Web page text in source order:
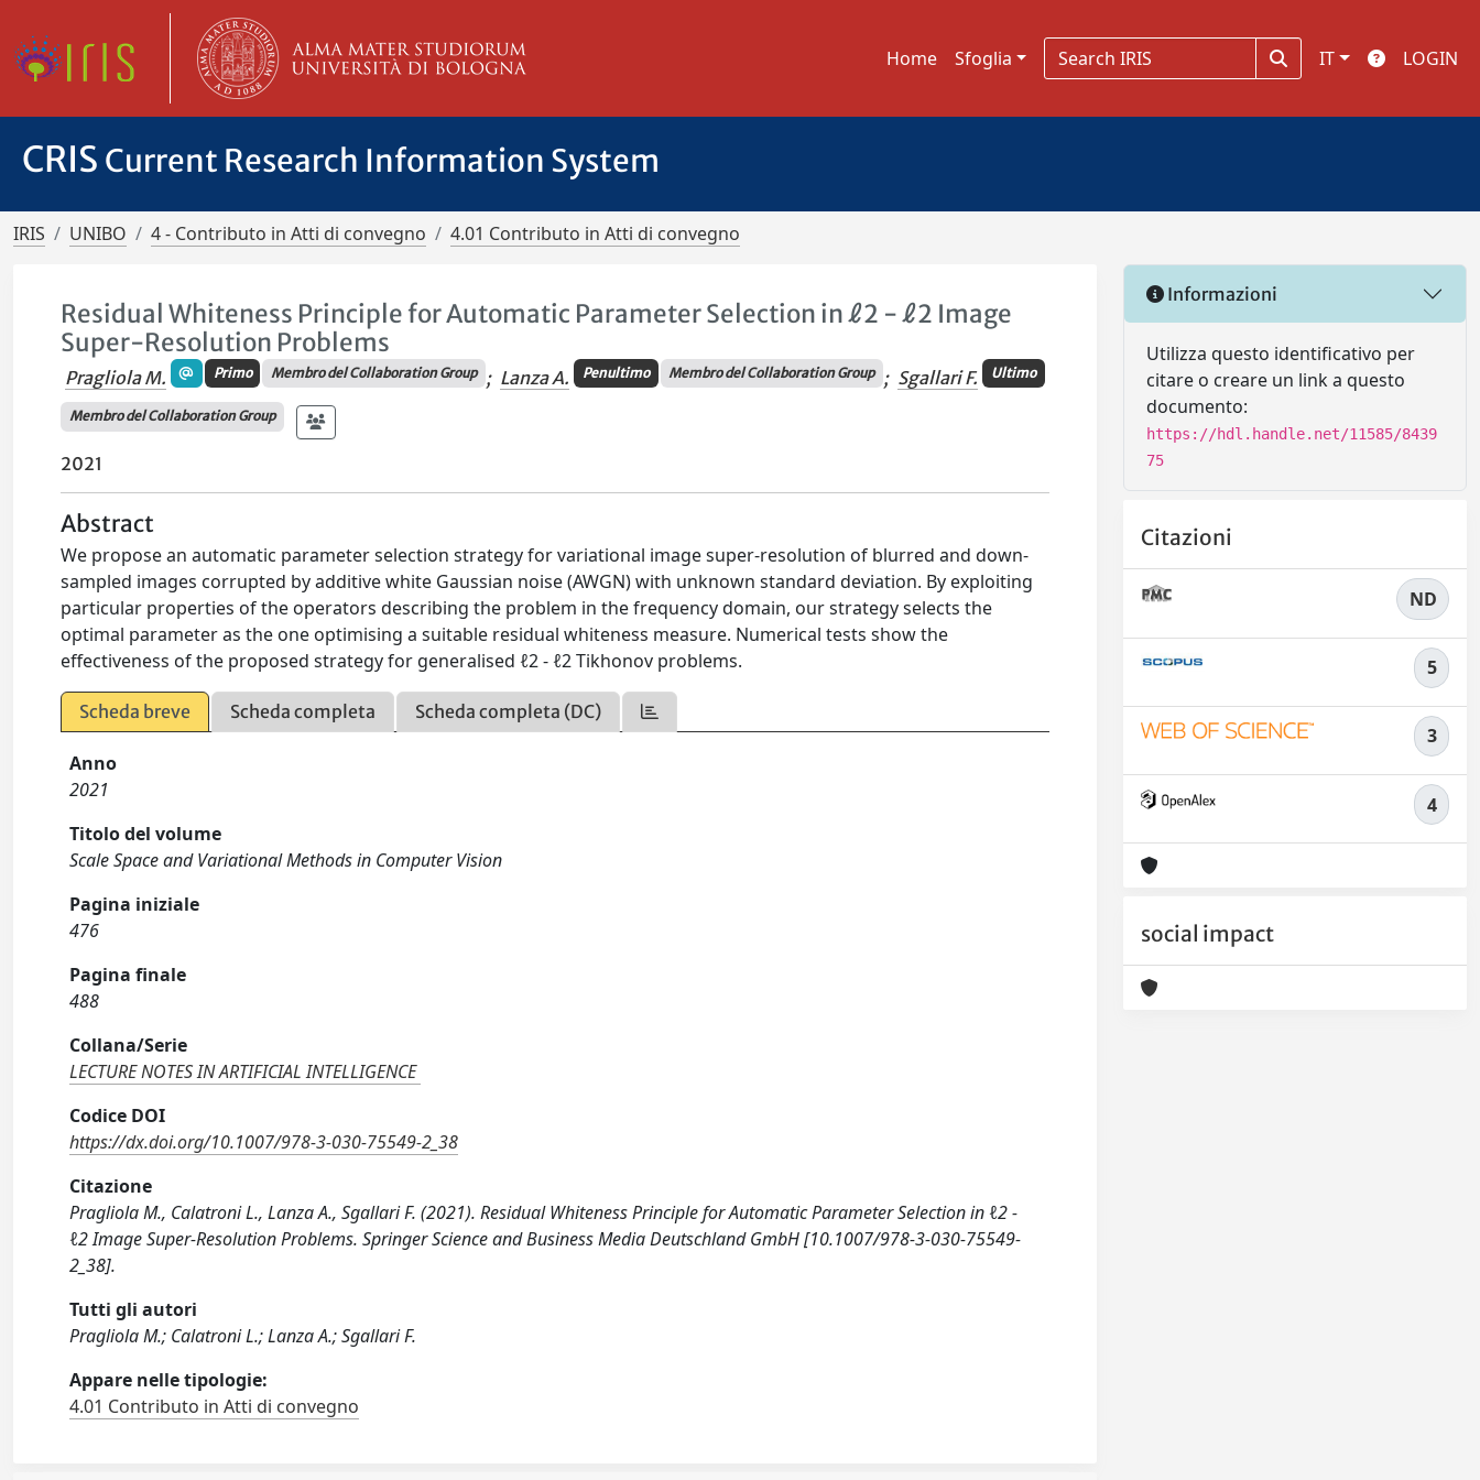
Home Sfoglia IT LOGIN
CRIS Current Research Information System
IRIS UNIBO 4 - Contributo in Atti di convegno 4.01 Contributo in Atti di convegno
Residual Whiteness Principle for Automatic Parameter Selection in ℓ2 - ℓ2 Image
Super-Resolution Problems
Pragliola M. Primo Membro del Collaboration Group ; Lanza A. Penultimo Membro del Collaboration Group ; Sgallari F. Ultimo
Membro del Collaboration Group
2021
Abstract
We propose an automatic parameter selection strategy for variational image super-resolution of blurred and down-
sampled images corrupted by additive white Gaussian noise (AWGN) with unknown standard deviation. By exploiting
particular properties of the operators describing the problem in the frequency domain, our strategy selects the
optimal parameter as the one optimising a suitable residual whiteness measure. Numerical tests show the
effectiveness of the proposed strategy for generalised ℓ2 - ℓ2 Tikhonov problems.
Scheda breve Scheda completa Scheda completa (DC)
Anno
2021
Titolo del volume
Scale Space and Variational Methods in Computer Vision
Pagina iniziale
476
Pagina finale
488
Collana/Serie
LECTURE NOTES IN ARTIFICIAL INTELLIGENCE
Codice DOI
https://dx.doi.org/10.1007/978-3-030-75549-2_38
Citazione
Pragliola M., Calatroni L., Lanza A., Sgallari F. (2021). Residual Whiteness Principle for Automatic Parameter Selection in ℓ2 -
ℓ2 Image Super-Resolution Problems. Springer Science and Business Media Deutschland GmbH [10.1007/978-3-030-75549-
2_38].
Tutti gli autori
Pragliola M.; Calatroni L.; Lanza A.; Sgallari F.
Appare nelle tipologie:
4.01 Contributo in Atti di convegno
Informazioni
Utilizza questo identificativo per
citare o creare un link a questo
documento:
https://hdl.handle.net/11585/8439
75
Citazioni
ND
5
3
4
social impact